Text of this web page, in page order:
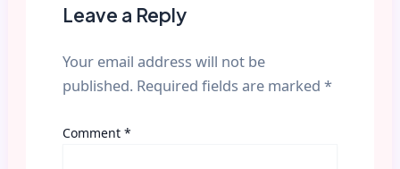
Leave a Reply
Your email address will not be
published. Required fields are marked *
Comment *